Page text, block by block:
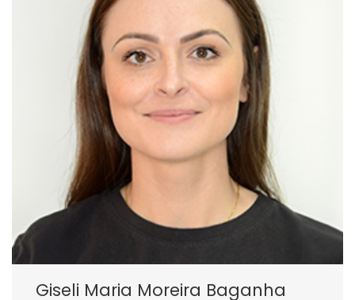
Giseli Maria Moreira Baganha